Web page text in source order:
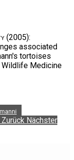
(2005):
associated
tortoises
Wildlife Medicine
Zurück Nächster